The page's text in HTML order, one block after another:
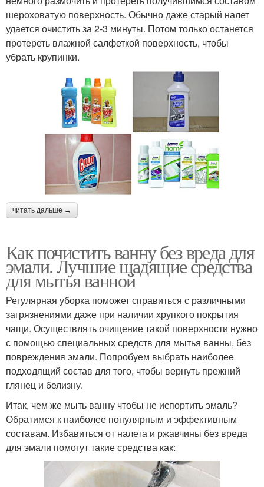
шероховатую поверхность. Обычно даже старый налет
удается очистить за 2-3 минуты. Потом только останется
протереть влажной салфеткой поверхность, чтобы
убрать крупинки.
читать дальше →
Как почистить ванну без вреда для
эмали. Лучшие щадящие средства
для мытья ванной
Регулярная уборка поможет справиться с различными
загрязнениями даже при наличии хрупкого покрытия
чащи. Осуществлять очищение такой поверхности нужно
с помощью специальных средств для мытья ванны, без
повреждения эмали. Попробуем выбрать наиболее
подходящий состав для того, чтобы вернуть прежний
глянец и белизну.
Итак, чем же мыть ванну чтобы не испортить эмаль?
Обратимся к наиболее популярным и эффективным
составам. Избавиться от налета и ржавчины без вреда
для эмали помогут такие средства как: